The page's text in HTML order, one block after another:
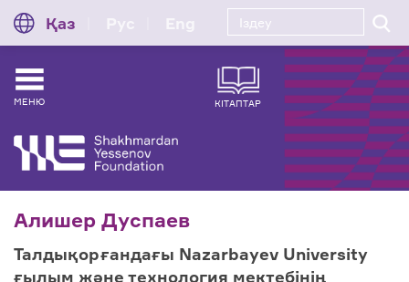
Қаз
МЕНЮ КІТАПТАР
Алишер Дуспаев
Талдықорғандағы Nazarbayev University
ғылым және технология мектебінің